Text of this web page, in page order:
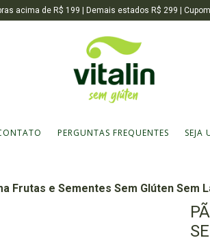
acima de R$ 199 | Demais estados R$ 299 |
PERGUNTAS FREQUENTES SEJA
Frutas e Sementes Sem Glúten Sem